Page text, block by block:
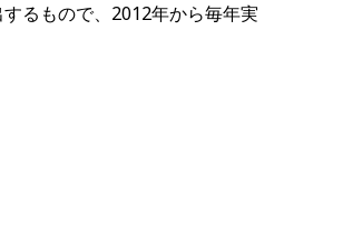
るもので、2012年から毎年実